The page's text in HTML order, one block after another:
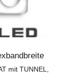
mit TUNNEL,